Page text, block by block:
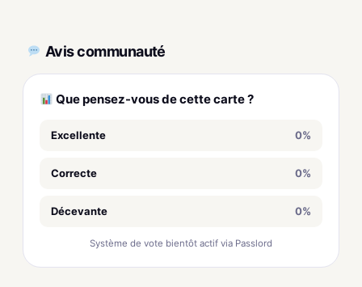
Avis communauté
Que pensez-vous de cette carte ?
Excellente 0%
Correcte 0%
Décevante 0%
Système de vote bientôt actif via Passlord